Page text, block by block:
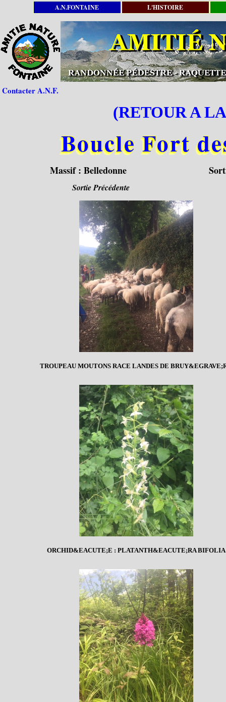
A.N.FONTAINE L'HISTOIRE
Contacter A.N.F.
(RETOUR A
Boucle Fort
Massif : Belledonne
Sortie Précédente
TROUPEAU MOUTONS RACE LANDES DE
ORCHID&EACUTE;E : PLATANTH&EACUTE;RA BIFOLIA